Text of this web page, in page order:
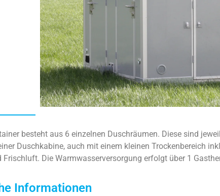
besteht aus 6 einzelnen Duschräumen. Diese sind
Duschkabine, auch mit einem kleinen Trockenbereich
Frischluft. Die Warmwasserversorgung erfolgt über 1
Informationen